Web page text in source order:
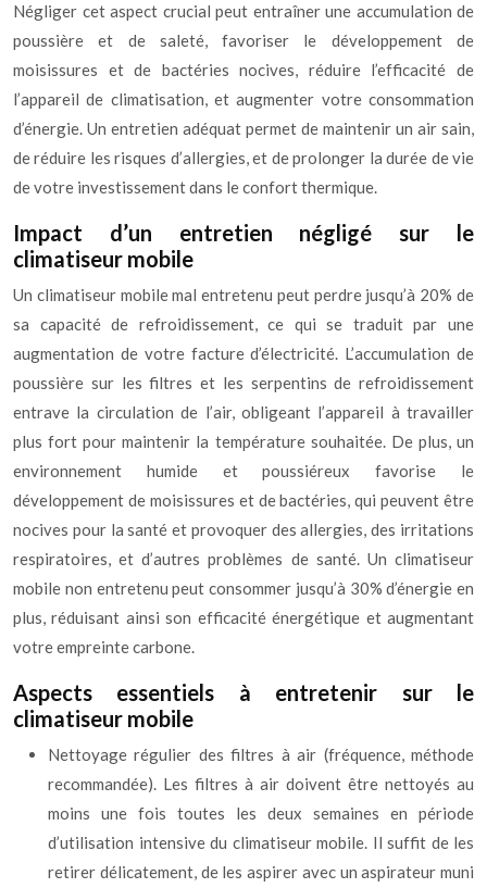
Négliger cet aspect crucial peut entraîner une accumulation de
poussière et de saleté, favoriser le développement de
moisissures et de bactéries nocives, réduire l’efficacité de
l’appareil de climatisation, et augmenter votre consommation
d’énergie. Un entretien adéquat permet de maintenir un air sain,
de réduire les risques d’allergies, et de prolonger la durée de vie
de votre investissement dans le confort thermique.
Impact d’un entretien négligé sur le
climatiseur mobile
Un climatiseur mobile mal entretenu peut perdre jusqu’à 20% de
sa capacité de refroidissement, ce qui se traduit par une
augmentation de votre facture d’électricité. L’accumulation de
poussière sur les filtres et les serpentins de refroidissement
entrave la circulation de l’air, obligeant l’appareil à travailler
plus fort pour maintenir la température souhaitée. De plus, un
environnement humide et poussiéreux favorise le
développement de moisissures et de bactéries, qui peuvent être
nocives pour la santé et provoquer des allergies, des irritations
respiratoires, et d’autres problèmes de santé. Un climatiseur
mobile non entretenu peut consommer jusqu’à 30% d’énergie en
plus, réduisant ainsi son efficacité énergétique et augmentant
votre empreinte carbone.
Aspects essentiels à entretenir sur le
climatiseur mobile
Nettoyage régulier des filtres à air (fréquence, méthode
recommandée). Les filtres à air doivent être nettoyés au
moins une fois toutes les deux semaines en période
d’utilisation intensive du climatiseur mobile. Il suffit de les
retirer délicatement, de les aspirer avec un aspirateur muni